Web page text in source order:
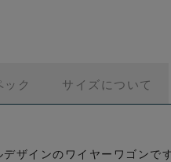
ク サイズについて
デザインのワイヤーワゴン